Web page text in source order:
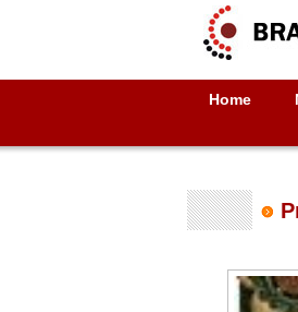
Home